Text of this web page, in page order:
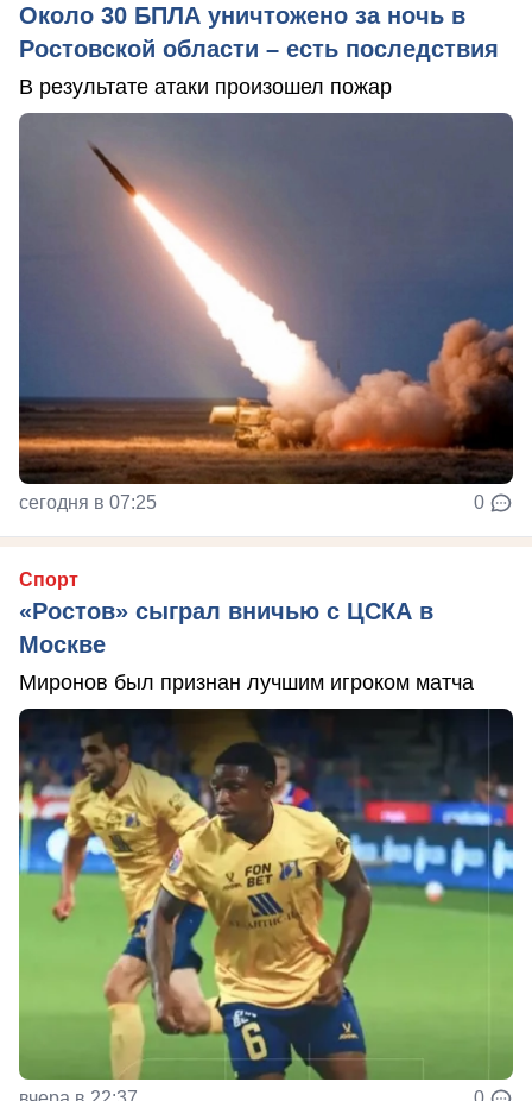
Около 30 БПЛА уничтожено за ночь в
Ростовской области – есть последствия
В результате атаки произошел пожар
сегодня в 07:25 0
Спорт
«Ростов» сыграл вничью с ЦСКА в
Москве
Миронов был признан лучшим игроком матча